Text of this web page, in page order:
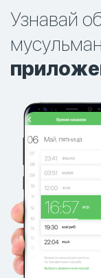
Узнавай